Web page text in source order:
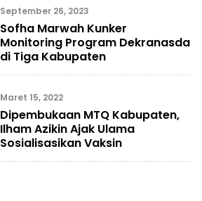
September 26, 2023
Sofha Marwah Kunker
Monitoring Program Dekranasda
di Tiga Kabupaten
Maret 15, 2022
Dipembukaan MTQ Kabupaten,
Ilham Azikin Ajak Ulama
Sosialisasikan Vaksin